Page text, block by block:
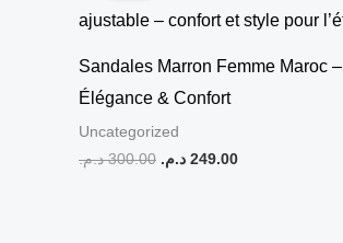
Sandales Marron Femme Maroc –
Élégance & Confort
Uncategorized
300.00 د.م. 249.00 د.م.